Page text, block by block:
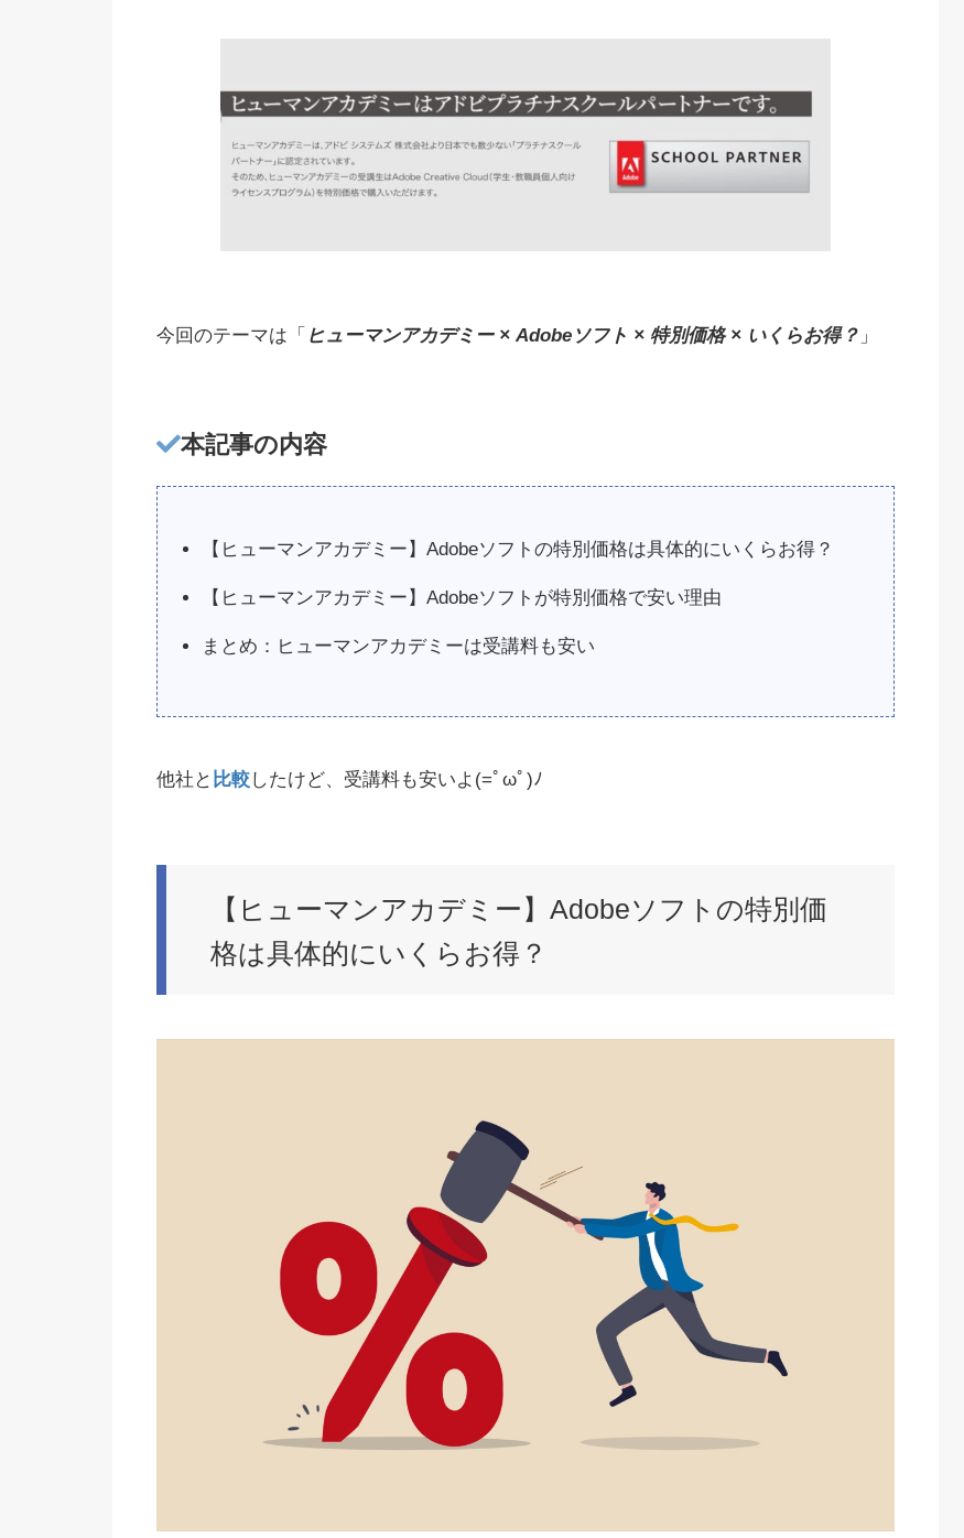
今回のテーマは「 ヒューマンアカデミー × Adobeソフト × 特別価格 × いくらお得？ 」
本記事の内容
【ヒューマンアカデミー】Adobeソフトの特別価格は具体的にいくらお得？
【ヒューマンアカデミー】Adobeソフトが特別価格で安い理由
まとめ：ヒューマンアカデミーは受講料も安い
他社と 比較したけど、受講料も安いよ(=ﾟωﾟ)ﾉ
【ヒューマンアカデミー】Adobeソフトの特別価
格は具体的にいくらお得？